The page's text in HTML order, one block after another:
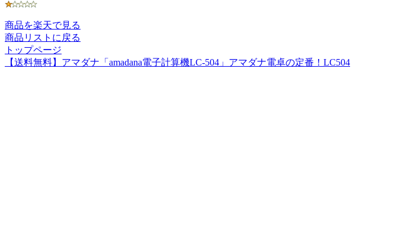
商品を楽天で見る
商品リストに戻る
トップページ
【送料無料】アマダナ「amadana電子計算機LC-504」アマダナ電卓の定番！LC504